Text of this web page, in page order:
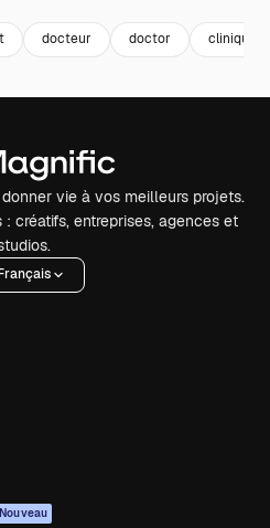
docteur doctor clinique
vie à vos meilleurs projets.
: créatifs, entreprises, agences et
Nouveau